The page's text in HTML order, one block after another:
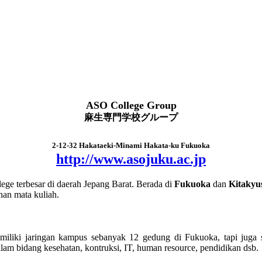
ASO College Group
麻生専門学校グループ
2-12-32 Hakataeki-Minami Hakata-ku Fukuoka
http://www.asojuku.ac.jp
terbesar di daerah Jepang Barat. Berada di Fukuoka dan
mata kuliah.
jaringan kampus sebanyak 12 gedung di Fukuoka, tapi juga
bidang kesehatan, kontruksi, IT, human resource, pendidikan dsb.